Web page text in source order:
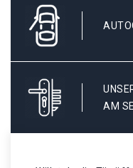
AM